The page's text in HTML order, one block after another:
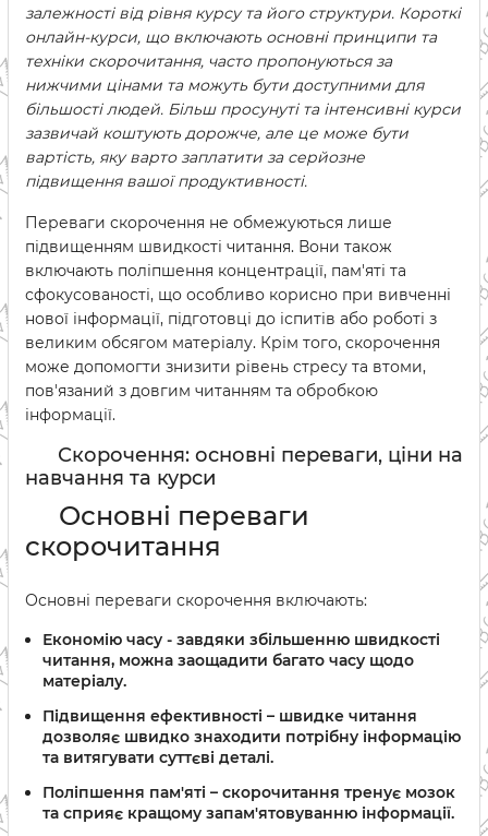
залежності від рівня курсу та його структури. Короткі
онлайн-курси, що включають основні принципи та
техніки скорочитання, часто пропонуються за
нижчими цінами та можуть бути доступними для
більшості людей. Більш просунуті та інтенсивні курси
зазвичай коштують дорожче, але це може бути
вартість, яку варто заплатити за серйозне
підвищення вашої продуктивності.
Переваги скорочення не обмежуються лише
підвищенням швидкості читання. Вони також
включають поліпшення концентрації, пам'яті та
сфокусованості, що особливо корисно при вивченні
нової інформації, підготовці до іспитів або роботі з
великим обсягом матеріалу. Крім того, скорочення
може допомогти знизити рівень стресу та втоми,
пов'язаний з довгим читанням та обробкою
інформації.
Скорочення: основні переваги, ціни на
навчання та курси
Основні переваги
скорочитання
Основні переваги скорочення включають:
Економію часу - завдяки збільшенню швидкості
читання, можна заощадити багато часу щодо
матеріалу.
Підвищення ефективності – швидке читання
дозволяє швидко знаходити потрібну інформацію
та витягувати суттєві деталі.
Поліпшення пам'яті – скорочитання тренує мозок
та сприяє кращому запам'ятовуванню інформації.